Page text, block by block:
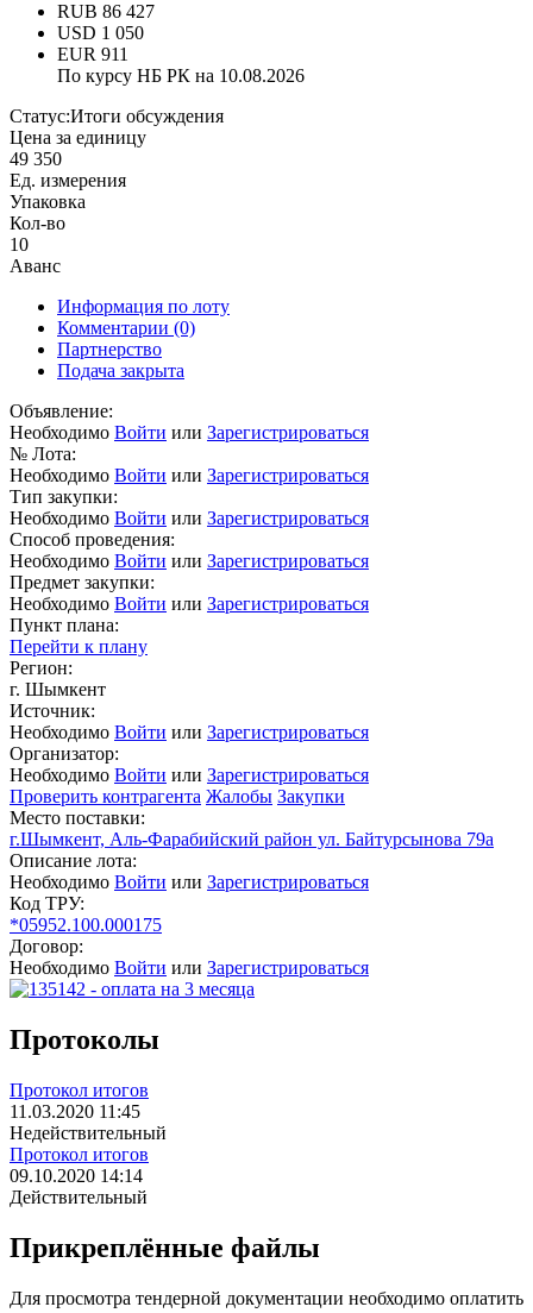
RUB 86 427
USD 1 050
EUR 911
По курсу НБ РК на 10.08.2026
Статус:Итоги обсуждения
Цена за единицу
49 350
Ед. измерения
Упаковка
Кол-во
10
Аванс
Информация по лоту
Комментарии (0)
Партнерство
Подача закрыта
Объявление:
Необходимо Войти или Зарегистрироваться
№ Лота:
Необходимо Войти или Зарегистрироваться
Тип закупки:
Необходимо Войти или Зарегистрироваться
Способ проведения:
Необходимо Войти или Зарегистрироваться
Предмет закупки:
Необходимо Войти или Зарегистрироваться
Пункт плана:
Перейти к плану
Регион:
г. Шымкент
Источник:
Необходимо Войти или Зарегистрироваться
Организатор:
Необходимо Войти или Зарегистрироваться
Проверить контрагента Жалобы Закупки
Место поставки:
г.Шымкент, Аль-Фарабийский район ул. Байтурсынова 79а
Описание лота:
Необходимо Войти или Зарегистрироваться
Код ТРУ:
*05952.100.000175
Договор:
Необходимо Войти или Зарегистрироваться
Протоколы
Протокол итогов
11.03.2020 11:45
Недействительный
Протокол итогов
09.10.2020 14:14
Действительный
Прикреплённые файлы
Для просмотра тендерной документации необходимо оплатить